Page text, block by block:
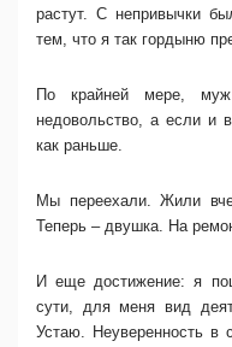
растут. С непривычки
тем, что я так гордыню
По крайней мере,
недовольство, а если и
как раньше.
Мы переехали. Жили
Теперь – двушка. На
И еще достижение: я
сути, для меня вид
Устаю. Неуверенность в